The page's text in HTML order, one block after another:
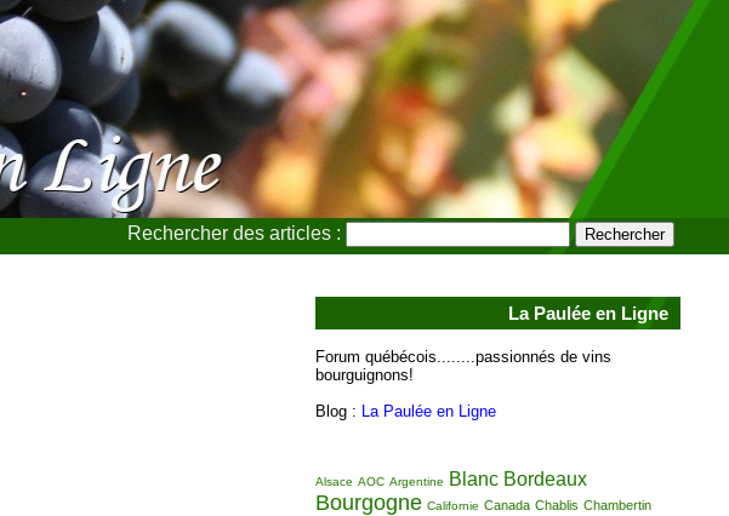
Rechercher des articles :
La Paulée en Ligne
Forum québécois........passionnés de vins
bourguignons!
Blog :
La Paulée en Ligne
Alsace AOC Argentine Blanc Bordeaux
Bourgogne Californie Canada Chablis Chambertin